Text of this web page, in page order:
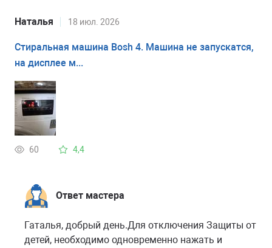
Наталья 18 июл. 2026
Стиральная машина Bosh 4. Машина не запускатся,
на дисплее м...
60 4,4
Ответ мастера
Гаталья, добрый день.Для отключения Защиты от
детей, необходимо одновременно нажать и